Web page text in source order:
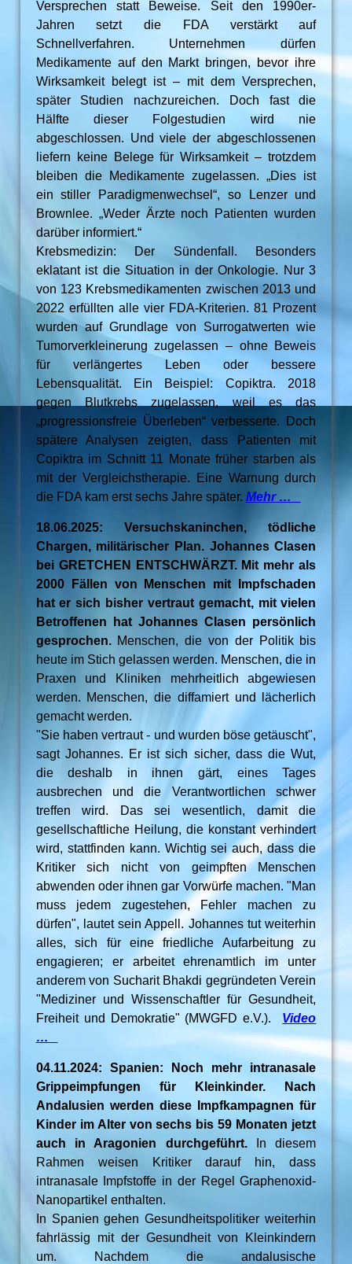
Versprechen statt Beweise. Seit den 1990er-
Jahren setzt die FDA verstärkt auf
Schnellverfahren. Unternehmen dürfen
Medikamente auf den Markt bringen, bevor ihre
Wirksamkeit belegt ist – mit dem Versprechen,
später Studien nachzureichen. Doch fast die
Hälfte dieser Folgestudien wird nie
abgeschlossen. Und viele der abgeschlossenen
liefern keine Belege für Wirksamkeit – trotzdem
bleiben die Medikamente zugelassen. „Dies ist
ein stiller Paradigmenwechsel“, so Lenzer und
Brownlee. „Weder Ärzte noch Patienten wurden
darüber informiert.“
Krebsmedizin: Der Sündenfall. Besonders
eklatant ist die Situation in der Onkologie. Nur 3
von 123 Krebsmedikamenten zwischen 2013 und
2022 erfüllten alle vier FDA-Kriterien. 81 Prozent
wurden auf Grundlage von Surrogatwerten wie
Tumorverkleinerung zugelassen – ohne Beweis
für verlängertes Leben oder bessere
Lebensqualität. Ein Beispiel: Copiktra. 2018
gegen Blutkrebs zugelassen, weil es das
„progressionsfreie Überleben“ verbesserte. Doch
spätere Analysen zeigten, dass Patienten mit
Copiktra im Schnitt 11 Monate früher starben als
mit der Vergleichstherapie. Eine Warnung durch
die FDA kam erst sechs Jahre später. Mehr …
18.06.2025: Versuchskaninchen, tödliche
Chargen, militärischer Plan. Johannes Clasen
bei GRETCHEN ENTSCHWÄRZT. Mit mehr als
2000 Fällen von Menschen mit Impfschaden
hat er sich bisher vertraut gemacht, mit vielen
Betroffenen hat Johannes Clasen persönlich
gesprochen. Menschen, die von der Politik bis
heute im Stich gelassen werden. Menschen, die in
Praxen und Kliniken mehrheitlich abgewiesen
werden. Menschen, die diffamiert und lächerlich
gemacht werden.
"Sie haben vertraut - und wurden böse getäuscht",
sagt Johannes. Er ist sich sicher, dass die Wut,
die deshalb in ihnen gärt, eines Tages
ausbrechen und die Verantwortlichen schwer
treffen wird. Das sei wesentlich, damit die
gesellschaftliche Heilung, die konstant verhindert
wird, stattfinden kann. Wichtig sei auch, dass die
Kritiker sich nicht von geimpften Menschen
abwenden oder ihnen gar Vorwürfe machen. "Man
muss jedem zugestehen, Fehler machen zu
dürfen", lautet sein Appell. Johannes tut weiterhin
alles, sich für eine friedliche Aufarbeitung zu
engagieren; er arbeitet ehrenamtlich im unter
anderem von Sucharit Bhakdi gegründeten Verein
"Mediziner und Wissenschaftler für Gesundheit,
Freiheit und Demokratie" (MWGFD e.V.). Video
…
04.11.2024: Spanien: Noch mehr intranasale
Grippeimpfungen für Kleinkinder. Nach
Andalusien werden diese Impfkampagnen für
Kinder im Alter von sechs bis 59 Monaten jetzt
auch in Aragonien durchgeführt.In diesem
Rahmen weisen Kritiker darauf hin, dass
intranasale Impfstoffe in der Regel Graphenoxid-
Nanopartikel enthalten.
In Spanien gehen Gesundheitspolitiker weiterhin
fahrlässig mit der Gesundheit von Kleinkindern
um. Nachdem die andalusische